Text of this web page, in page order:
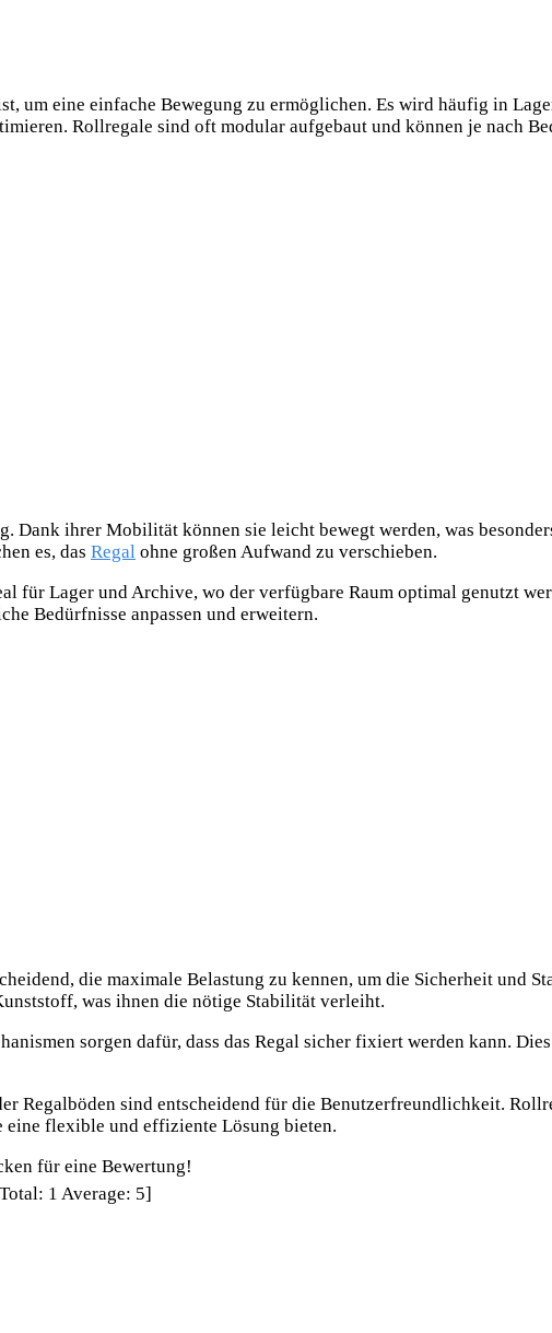
um eine einfache Bewegung zu ermöglichen. Es wird häufig in
Rollregale sind oft modular aufgebaut und können je nach
Dank ihrer Mobilität können sie leicht bewegt werden, was
es, das Regal ohne großen Aufwand zu verschieben.
für Lager und Archive, wo der verfügbare Raum optimal genutzt
Bedürfnisse anpassen und erweitern.
die maximale Belastung zu kennen, um die Sicherheit und
was ihnen die nötige Stabilität verleiht.
sorgen dafür, dass das Regal sicher fixiert werden kann.
Regalböden sind entscheidend für die Benutzerfreundlichkeit.
flexible und effiziente Lösung bieten.
für eine Bewertung!
1 Average: 5]